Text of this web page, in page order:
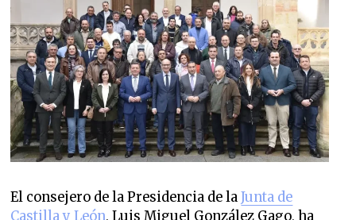
El consejero de la Presidencia de laJunta de
Castilla y León, Luis Miguel González Gago, ha